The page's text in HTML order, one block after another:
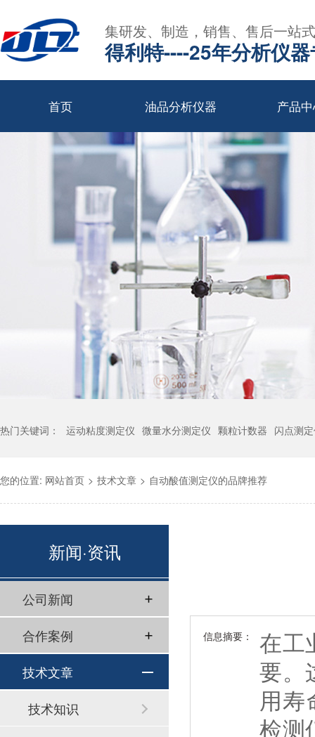
集研发、制造，销售、售后一站
得利特----25年分析仪
首页 油品分析仪器 产品
热门关键词： 运动粘度测定仪 微量水分测定仪 颗粒计数器 闪点测
您的位置: 网站首页 > 技术文章 > 自动酸值测定仪的品牌推荐
信息摘要：
在工
要。
用
检测
新闻·资讯
公司新闻
合作案例
技术文章
技术知识